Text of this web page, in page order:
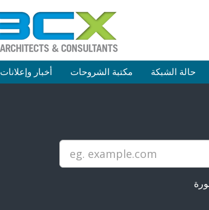
أخبار وإعلانات مكتبة الشروحات حالة الشبكة